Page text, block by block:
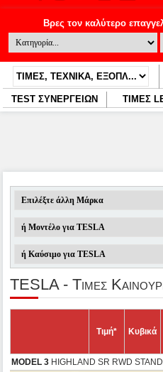
TEST ΣΥΝΕΡΓΕΙΩΝ ΤΙΜΕΣ
TESLA - Τιμες
Τιμή* Κυβικά
MODEL 3 HIGHLAND SR RWD